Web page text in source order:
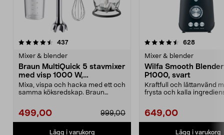
437recensioner
Mixer & blender
Braun MultiQuick 5 stavmixer
med visp 1000 W,
MQ50202M
Mixa, vispa och hacka med ett och
samma köksredskap. Braun
499,00 999,00
Lägg i varukorg
4.5 av 5 stjärnor 628
Mixer & blender
Wilfa Smooth
P1000, svart
Kraftfull och lättanvänd
frysta och kalla
649,00
Lägg i varukorg
4.5 av 5 stjärnor